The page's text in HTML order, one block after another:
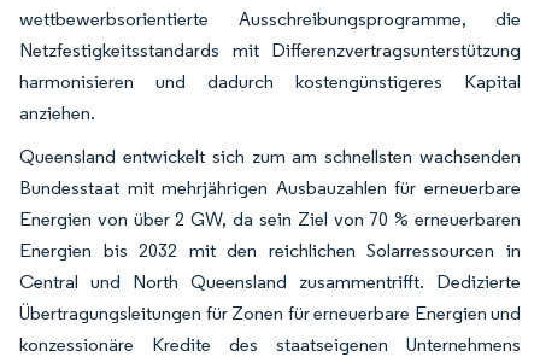
wettbewerbsorientierte Ausschreibungsprogramme, die
Netzfestigkeitsstandards mit Differenzvertragsunterstützung
harmonisieren und dadurch kostengünstigeres Kapital
anziehen.
Queensland entwickelt sich zum am schnellsten wachsenden
Bundesstaat mit mehrjährigen Ausbauzahlen für erneuerbare
Energien von über 2 GW, da sein Ziel von 70 % erneuerbaren
Energien bis 2032 mit den reichlichen Solarressourcen in
Central und North Queensland zusammentrifft. Dedizierte
Übertragungsleitungen für Zonen für erneuerbare Energien und
konzessionäre Kredite des staatseigenen Unternehmens